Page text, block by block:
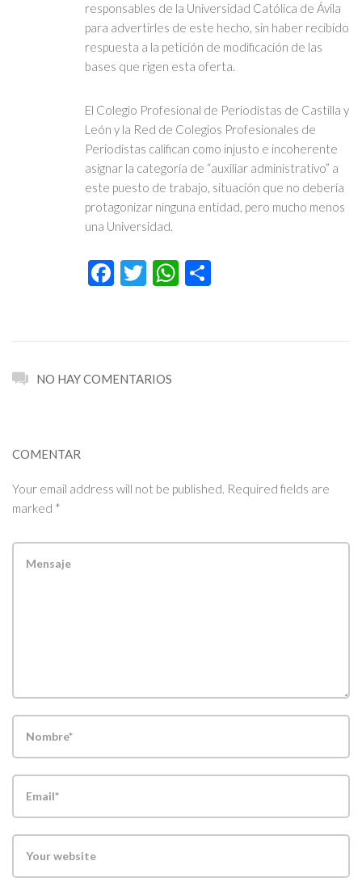
responsables de la Universidad Católica de Ávila
para advertirles de este hecho, sin haber recibido
respuesta a la petición de modificación de las
bases que rigen esta oferta.
El Colegio Profesional de Periodistas de Castilla y
León y la Red de Colegios Profesionales de
Periodistas califican como injusto e incoherente
asignar la categoría de “auxiliar administrativo” a
este puesto de trabajo, situación que no debería
protagonizar ninguna entidad, pero mucho menos
una Universidad.
Facebook
TwitterWhatsApp
NO HAY COMENTARIOS
COMENTAR
Your email address will not be published. Required fields are
marked *